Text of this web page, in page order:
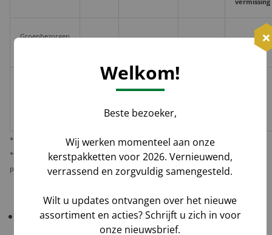
Groenbezorgen
Hoog**
* Behoudens overmacht calamiteiten.
** De verantwoordelijkheid op dit risico als gevolg van uw keuze voor reguliere
pakketbezorging rust bij u als opdrachtgever.
Belangrijk!Controleer uw bestelling bij levering
in het bijzijn van de chauffeur
Welkom!
Beste bezoeker,
Wij werken momenteel aan onze
kerstpakketten voor 2026. Vernieuwend,
verrassend en zorgvuldig samengesteld.
Wilt u updates ontvangen over het nieuwe
assortiment en acties? Schrijft u zich in voor
onze nieuwsbrief.